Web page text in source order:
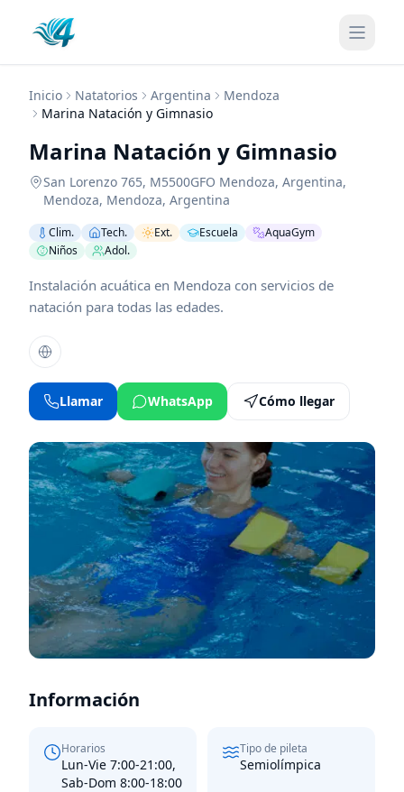
Inicio Natatorios Argentina
Mendoza
Marina Natación y Gimnasio
Marina Natación y Gimnasio
San Lorenzo 765, M5500GFO Mendoza, Argentina,
Mendoza, Mendoza, Argentina
Clim. Tech. Ext. Escuela
AquaGym
Niños
Adol.
Instalación acuática en Mendoza con servicios de
natación para todas las edades.
Llamar WhatsApp Cómo llegar
Información
Horarios
Lun-Vie 7:00-21:00,
Sab-Dom 8:00-18:00
Tipo de pileta
Semiolímpica